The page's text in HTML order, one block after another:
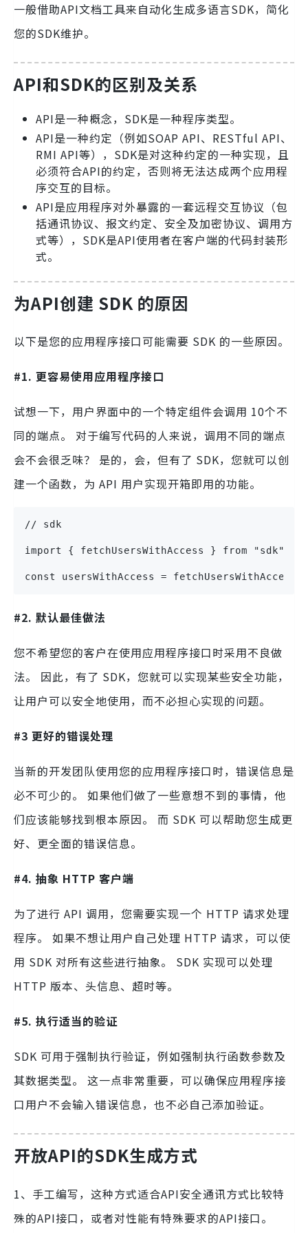
一般借助API文档工具来自动化生成多语言SDK，简化
您的SDK维护。
API和SDK的区别及关系
API是一种概念，SDK是一种程序类型。
API是一种约定（例如SOAP API、RESTful API、
RMI API等），SDK是对这种约定的一种实现，且
必须符合API的约定，否则将无法达成两个应用程
序交互的目标。
API是应用程序对外暴露的一套远程交互协议（包
括通讯协议、报文约定、安全及加密协议、调用方
式等），SDK是API使用者在客户端的代码封装形
式。
为API创建 SDK 的原因
以下是您的应用程序接口可能需要 SDK 的一些原因。
#1. 更容易使用应用程序接口
试想一下，用户界面中的一个特定组件会调用 10个不
同的端点。 对于编写代码的人来说，调用不同的端点
会不会很乏味？ 是的，会，但有了 SDK，您就可以创
建一个函数，为 API 用户实现开箱即用的功能。
// sdk
import { fetchUsersWithAccess } from "sdk";
const usersWithAccess =
#2. 默认最佳做法
您不希望您的客户在使用应用程序接口时采用不良做
法。 因此，有了 SDK，您就可以实现某些安全功能，
让用户可以安全地使用，而不必担心实现的问题。
#3 更好的错误处理
当新的开发团队使用您的应用程序接口时，错误信息是
必不可少的。 如果他们做了一些意想不到的事情，他
们应该能够找到根本原因。 而 SDK 可以帮助您生成更
好、更全面的错误信息。
#4. 抽象 HTTP 客户端
为了进行 API 调用，您需要实现一个 HTTP 请求处理
程序。 如果不想让用户自己处理 HTTP 请求，可以使
用 SDK 对所有这些进行抽象。 SDK 实现可以处理
HTTP 版本、头信息、超时等。
#5. 执行适当的验证
SDK 可用于强制执行验证，例如强制执行函数参数及
其数据类型。 这一点非常重要，可以确保应用程序接
口用户不会输入错误信息，也不必自己添加验证。
开放API的SDK生成方式
1、手工编写，这种方式适合API安全通讯方式比较特
殊的API接口，或者对性能有特殊要求的API接口。